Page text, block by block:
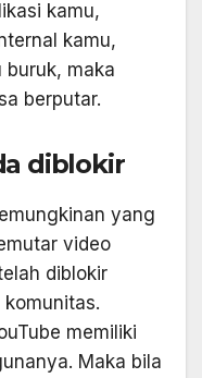
kamu,
kamu,
buruk, maka
berputar.
diblokir
yang
video
diblokir
memiliki
Maka bila